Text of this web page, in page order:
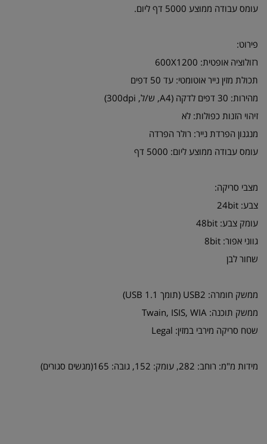
עומס עבודה ממוצע 5000 דף ליום.
פירוט:
רזולוציה אופטית: 600X1200
תכולת מזין נייר אוטומטי: עד 50 דפים
מהירות: 30 דפים לדקה (A4, ש/ל, 300dpi)
זיהוי הזנות כפולות: לא
מנגנון הפרדת נייר: רולר הפרדה
עומס עבודה ממוצע ליום: 5000 דף
מצבי סריקה:
צבע: 24bit
עומק צבע: 48bit
גווני אפור: 8bit
שחור לבן
ממשק חומרה: USB2 (תומך USB 1.1)
ממשק תוכנה: Twain, ISIS, WIA
שטח סריקה מירבי במזין: Legal
מידות מ"מ: רוחב: 282, עומק: 152, גובה: 165(מגשים סגורים)